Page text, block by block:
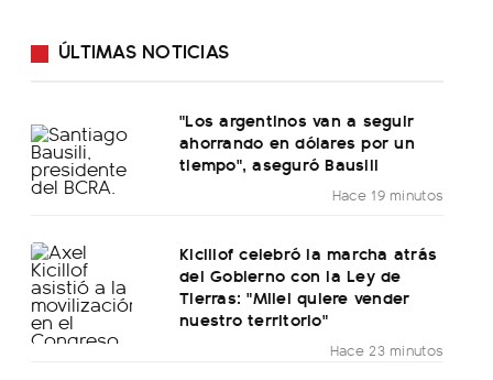
ÚLTIMAS NOTICIAS
"Los argentinos van a seguir
ahorrando en dólares por un
tiempo", aseguró Bausili
Hace 19 minutos
Kicillof celebró la marcha atrás
del Gobierno con la Ley de
Tierras: "Milei quiere vender
nuestro territorio"
Hace 23 minutos